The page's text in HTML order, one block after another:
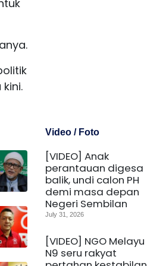
Video / Foto
[VIDEO] Anak
perantauan digesa
balik, undi calon PH
demi masa depan
Negeri Sembilan
July 31, 2026
[VIDEO] NGO Melayu
N9 seru rakyat